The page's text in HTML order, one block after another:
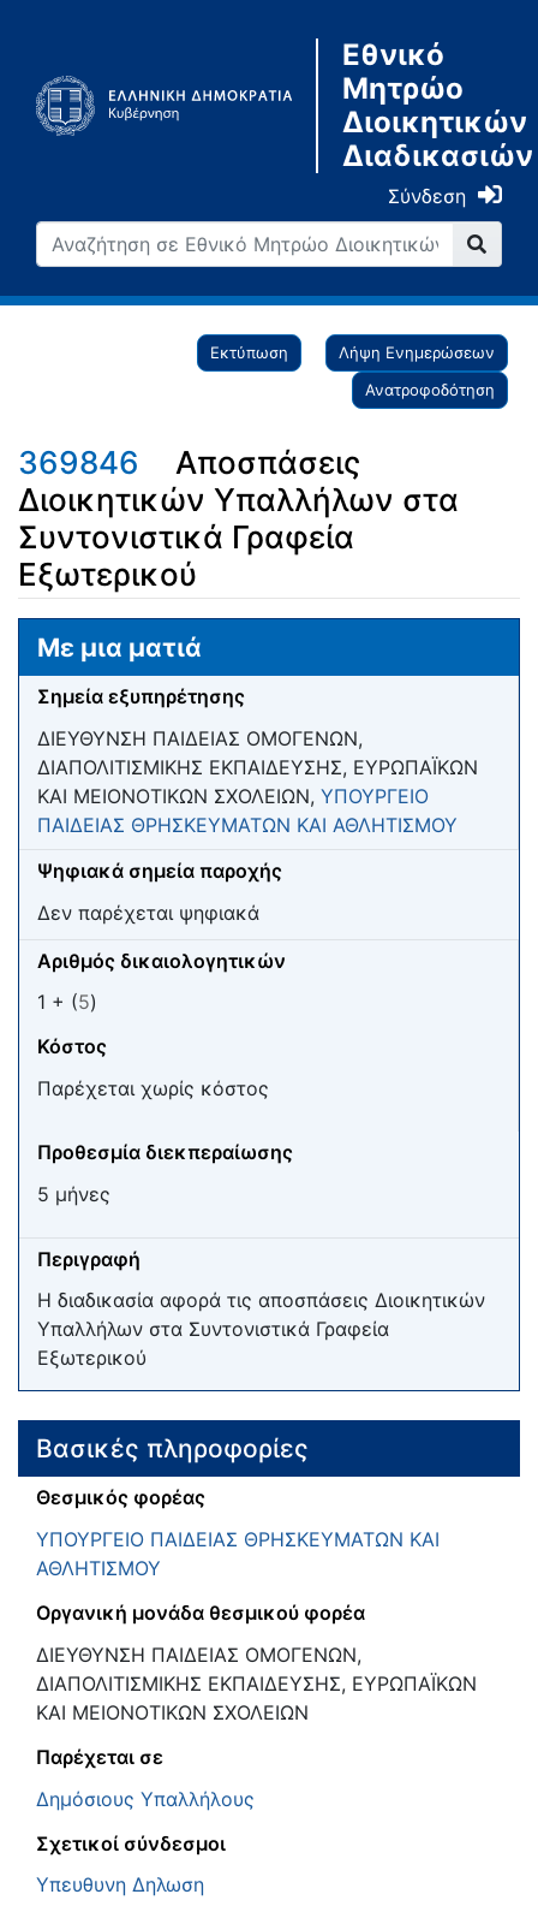
Εθνικό
Μητρώο
Διοικητικών
Διαδικασιών
Σύνδεση
Εκτύπωση
Λήψη Ενημερώσεων
Ανατροφοδότηση
369846
Αποσπάσεις
Διοικητικών Υπαλλήλων στα
Συντονιστικά Γραφεία
Εξωτερικού
Μετάβαση σε: πλοήγηση
Με μια ματιά
Σημεία εξυπηρέτησης
ΔΙΕΥΘΥΝΣΗ ΠΑΙΔΕΙΑΣ ΟΜΟΓΕΝΩΝ,
ΔΙΑΠΟΛΙΤΙΣΜΙΚΗΣ ΕΚΠΑΙΔΕΥΣΗΣ, ΕΥΡΩΠΑΪΚΩΝ
ΚΑΙ ΜΕΙΟΝΟΤΙΚΩΝ ΣΧΟΛΕΙΩΝ, ΥΠΟΥΡΓΕΙΟ
ΠΑΙΔΕΙΑΣ ΘΡΗΣΚΕΥΜΑΤΩΝ ΚΑΙ ΑΘΛΗΤΙΣΜΟΥ
Ψηφιακά σημεία παροχής
Δεν παρέχεται ψηφιακά
Αριθμός δικαιολογητικών
1 + (5)
Κόστος
Παρέχεται χωρίς κόστος
Προθεσμία διεκπεραίωσης
5 μήνες
Περιγραφή
H διαδικασία αφορά τις αποσπάσεις Διοικητικών
Υπαλλήλων στα Συντονιστικά Γραφεία
Εξωτερικού
Βασικές πληροφορίες
Θεσμικός φορέας
ΥΠΟΥΡΓΕΙΟ ΠΑΙΔΕΙΑΣ ΘΡΗΣΚΕΥΜΑΤΩΝ ΚΑΙ
ΑΘΛΗΤΙΣΜΟΥ
Οργανική μονάδα θεσμικού φορέα
ΔΙΕΥΘΥΝΣΗ ΠΑΙΔΕΙΑΣ ΟΜΟΓΕΝΩΝ,
ΔΙΑΠΟΛΙΤΙΣΜΙΚΗΣ ΕΚΠΑΙΔΕΥΣΗΣ, ΕΥΡΩΠΑΪΚΩΝ
ΚΑΙ ΜΕΙΟΝΟΤΙΚΩΝ ΣΧΟΛΕΙΩΝ
Παρέχεται σε
Δημόσιους Υπαλλήλους
Σχετικοί σύνδεσμοι
Υπευθυνη Δηλωση